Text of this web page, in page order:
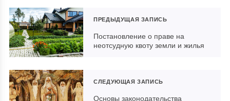
ПРЕДЫДУЩАЯ ЗАПИСЬ
Постановление о праве на
неотсудную квоту земли и жилья
СЛЕДУЮЩАЯ ЗАПИСЬ
Основы законодательства